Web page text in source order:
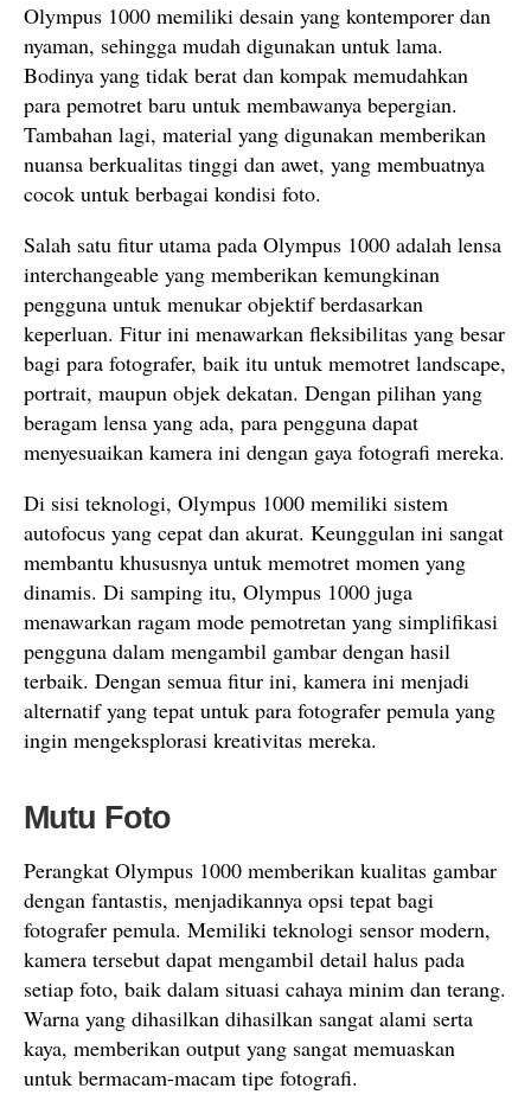
Olympus 1000 memiliki desain yang kontemporer dan
nyaman, sehingga mudah digunakan untuk lama.
Bodinya yang tidak berat dan kompak memudahkan
para pemotret baru untuk membawanya bepergian.
Tambahan lagi, material yang digunakan memberikan
nuansa berkualitas tinggi dan awet, yang membuatnya
cocok untuk berbagai kondisi foto.
Salah satu fitur utama pada Olympus 1000 adalah lensa
interchangeable yang memberikan kemungkinan
pengguna untuk menukar objektif berdasarkan
keperluan. Fitur ini menawarkan fleksibilitas yang besar
bagi para fotografer, baik itu untuk memotret landscape,
portrait, maupun objek dekatan. Dengan pilihan yang
beragam lensa yang ada, para pengguna dapat
menyesuaikan kamera ini dengan gaya fotografi mereka.
Di sisi teknologi, Olympus 1000 memiliki sistem
autofocus yang cepat dan akurat. Keunggulan ini sangat
membantu khususnya untuk memotret momen yang
dinamis. Di samping itu, Olympus 1000 juga
menawarkan ragam mode pemotretan yang simplifikasi
pengguna dalam mengambil gambar dengan hasil
terbaik. Dengan semua fitur ini, kamera ini menjadi
alternatif yang tepat untuk para fotografer pemula yang
ingin mengeksplorasi kreativitas mereka.
Mutu Foto
Perangkat Olympus 1000 memberikan kualitas gambar
dengan fantastis, menjadikannya opsi tepat bagi
fotografer pemula. Memiliki teknologi sensor modern,
kamera tersebut dapat mengambil detail halus pada
setiap foto, baik dalam situasi cahaya minim dan terang.
Warna yang dihasilkan dihasilkan sangat alami serta
kaya, memberikan output yang sangat memuaskan
untuk bermacam-macam tipe fotografi.